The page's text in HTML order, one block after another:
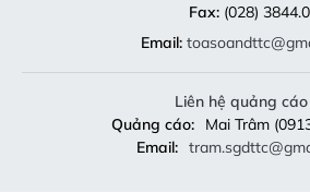
Fax:(028)
Email:
Liên hệ quảng cáo
Quảng cáo:
Mai Trâm
Email: